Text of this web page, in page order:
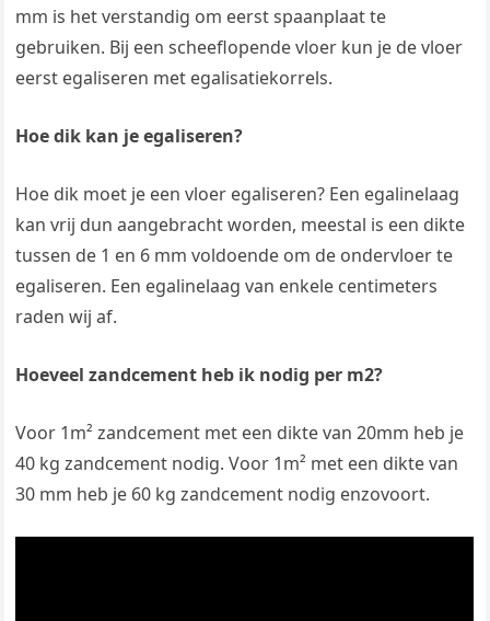
mm is het verstandig om eerst spaanplaat te
gebruiken. Bij een scheeflopende vloer kun je de vloer
eerst egaliseren met egalisatiekorrels.
Hoe dik kan je egaliseren?
Hoe dik moet je een vloer egaliseren? Een egalinelaag
kan vrij dun aangebracht worden, meestal is een dikte
tussen de 1 en 6 mm voldoende om de ondervloer te
egaliseren. Een egalinelaag van enkele centimeters
raden wij af.
Hoeveel zandcement heb ik nodig per m2?
Voor 1m² zandcement met een dikte van 20mm heb je
40 kg zandcement nodig. Voor 1m² met een dikte van
30 mm heb je 60 kg zandcement nodig enzovoort.